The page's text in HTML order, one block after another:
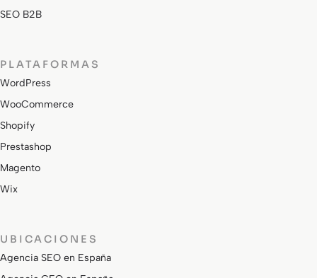
SEO B2B
PLATAFORMAS
WordPress
WooCommerce
Shopify
Prestashop
Magento
Wix
UBICACIONES
Agencia SEO en España